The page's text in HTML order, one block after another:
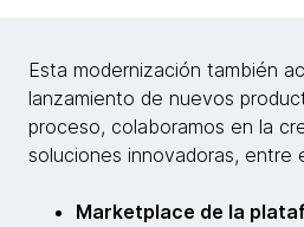
Esta modernización también
lanzamiento de nuevos
proceso, colaboramos en la
soluciones innovadoras, entre
Marketplace de la